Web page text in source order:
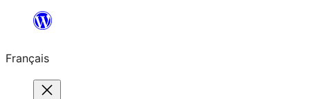
contenu
Français